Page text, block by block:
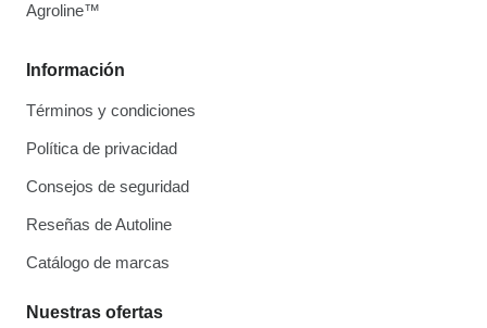
Información
Términos y condiciones
Política de privacidad
Consejos de seguridad
Reseñas de Autoline
Catálogo de marcas
Nuestras ofertas
Agroline™